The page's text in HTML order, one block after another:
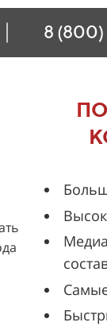
8 (800)